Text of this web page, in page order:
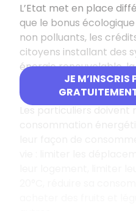
JE M’INSCRIS
L’Etat met en place
que le bonus
non polluants, les
citoyens installant des
énergie renouvelable,
énergie » sur les
logements.
Les particuliers doivent